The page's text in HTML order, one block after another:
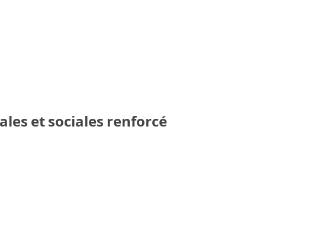
et sociales renforcé